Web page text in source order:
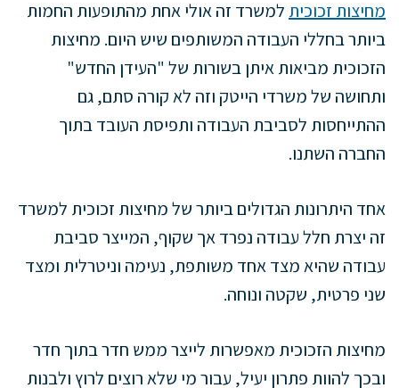
מחיצות זכוכית למשרד זה אולי אחת מהתופעות החמות
ביותר בחללי העבודה המשותפים שיש היום. מחיצות
הזכוכית מביאות איתן בשורות של "העידן החדש"
ותחושה של משרדי הייטק וזה לא קורה סתם, גם
ההתייחסות לסביבת העבודה ותפיסת העובד בתוך
החברה השתנו.
אחד היתרונות הגדולים ביותר של מחיצות זכוכית למשרד
זה יצרת חלל עבודה נפרד אך שקוף, המייצר סביבת
עבודה שהיא מצד אחד משותפת, נעימה וניטרלית ומצד
שני פרטית, שקטה ונוחה.
מחיצות הזכוכית מאפשרות לייצר ממש חדר בתוך חדר
ובכך להוות פתרון יעיל, עבור מי שלא רוצים לרוץ ולבנות